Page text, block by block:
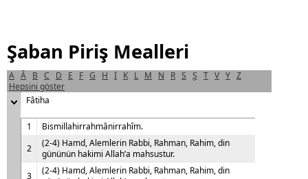
Şaban Piriş Mealleri
A Â B C D E F G H İ K L M N R S Ş T V Y Z
Hepsini göster
Fâtiha
1
Bismillahirrahmânirrahîm.
2
(2-4) Hamd, Alemlerin Rabbi, Rahman, Rahim, din
gününün hakimi Allah’a mahsustur.
3
(2-4) Hamd, Alemlerin Rabbi, Rahman, Rahim, din